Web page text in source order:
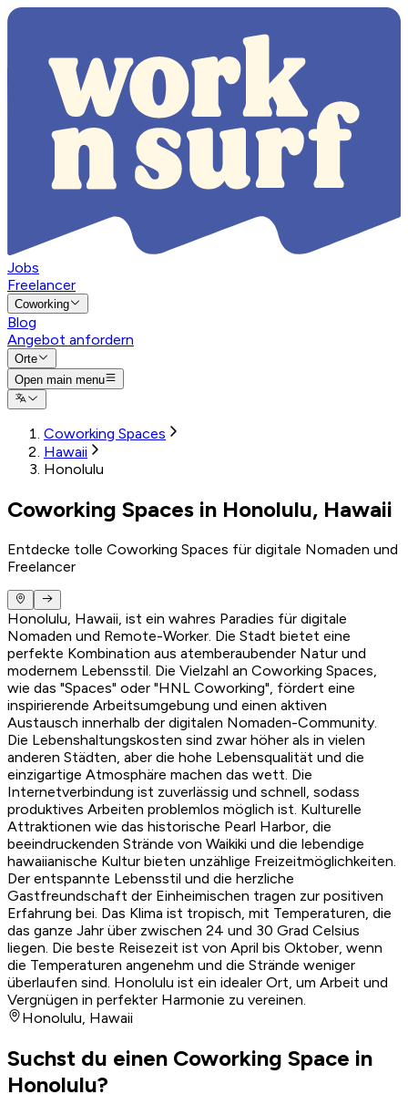
Jobs
Freelancer
Coworking
Blog
Angebot anfordern
Orte
Open main menu
Coworking Spaces
Hawaii
Honolulu
Coworking Spaces in Honolulu, Hawaii
Entdecke tolle Coworking Spaces für digitale Nomaden und
Freelancer
Honolulu, Hawaii, ist ein wahres Paradies für digitale
Nomaden und Remote-Worker. Die Stadt bietet eine
perfekte Kombination aus atemberaubender Natur und
modernem Lebensstil. Die Vielzahl an Coworking Spaces,
wie das "Spaces" oder "HNL Coworking", fördert eine
inspirierende Arbeitsumgebung und einen aktiven
Austausch innerhalb der digitalen Nomaden-Community.
Die Lebenshaltungskosten sind zwar höher als in vielen
anderen Städten, aber die hohe Lebensqualität und die
einzigartige Atmosphäre machen das wett. Die
Internetverbindung ist zuverlässig und schnell, sodass
produktives Arbeiten problemlos möglich ist. Kulturelle
Attraktionen wie das historische Pearl Harbor, die
beeindruckenden Strände von Waikiki und die lebendige
hawaiianische Kultur bieten unzählige Freizeitmöglichkeiten.
Der entspannte Lebensstil und die herzliche
Gastfreundschaft der Einheimischen tragen zur positiven
Erfahrung bei. Das Klima ist tropisch, mit Temperaturen, die
das ganze Jahr über zwischen 24 und 30 Grad Celsius
liegen. Die beste Reisezeit ist von April bis Oktober, wenn
die Temperaturen angenehm und die Strände weniger
überlaufen sind. Honolulu ist ein idealer Ort, um Arbeit und
Vergnügen in perfekter Harmonie zu vereinen.
Honolulu, Hawaii
Suchst du einen Coworking Space in
Honolulu?